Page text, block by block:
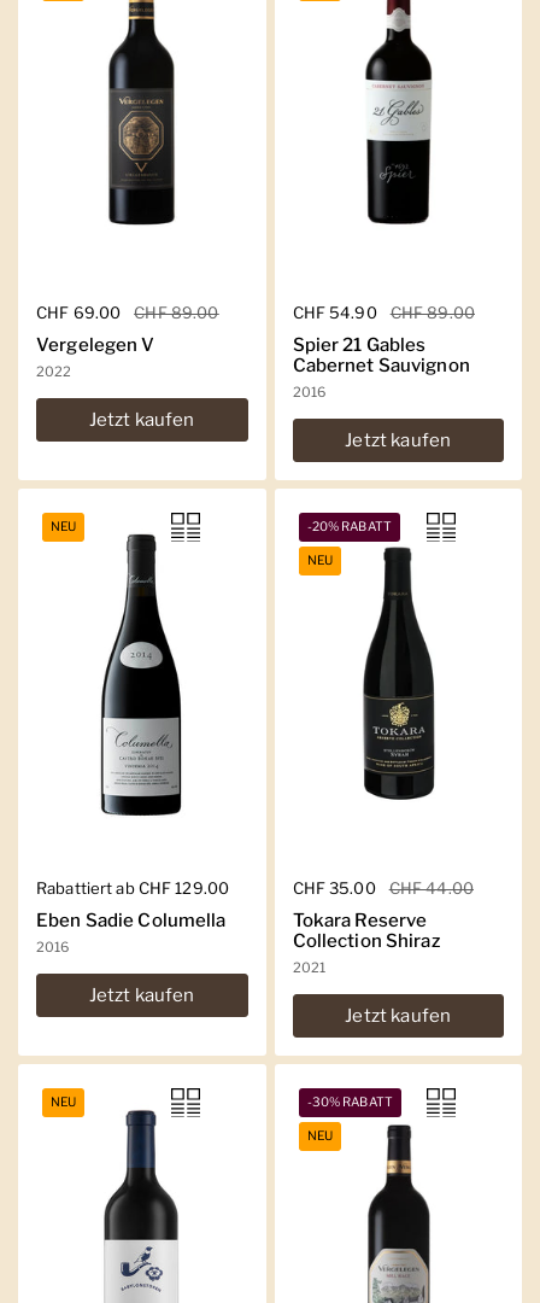
Regulärer Preis
CHF 69.00 Sale-Preis
CHF 89.00
Vergelegen V
2022
Jetzt kaufen
Regulärer Preis
CHF 54.90 Sale-Preis
CHF 89.00
Spier 21 Gables
Cabernet Sauvignon
2016
Jetzt kaufen
Regulärer Preis
Rabattiert ab CHF 129.00
Eben Sadie Columella
2016
Jetzt kaufen
NEU
Regulärer Preis
CHF 35.00 Sale-Preis
CHF 44.00
Tokara Reserve
Collection Shiraz
2021
Jetzt kaufen
-20% RABATT
NEU
NEU -30% RABATT
NEU